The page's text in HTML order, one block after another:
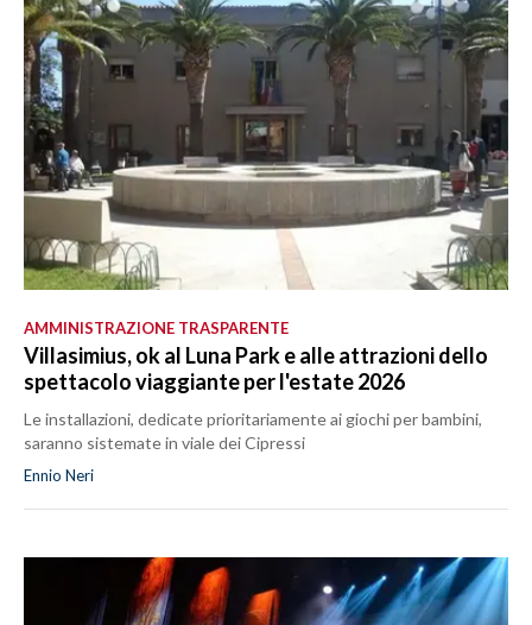
AMMINISTRAZIONE TRASPARENTE
Villasimius, ok al Luna Park e alle attrazioni dello
spettacolo viaggiante per l'estate 2026
Le installazioni, dedicate prioritariamente ai giochi per bambini,
saranno sistemate in viale dei Cipressi
Ennio Neri